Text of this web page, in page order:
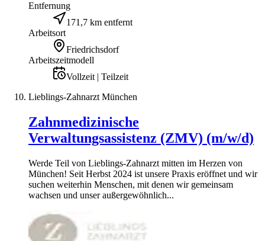
Entfernung
171,7 km entfernt
Arbeitsort
Friedrichsdorf
Arbeitszeitmodell
Vollzeit | Teilzeit
Lieblings-Zahnarzt München
Zahnmedizinische
Verwaltungsassistenz (ZMV) (m/w/d)
Werde Teil von Lieblings-Zahnarzt mitten im Herzen von
München! Seit Herbst 2024 ist unsere Praxis eröffnet und wir
suchen weiterhin Menschen, mit denen wir gemeinsam
wachsen und unser außergewöhnlich...